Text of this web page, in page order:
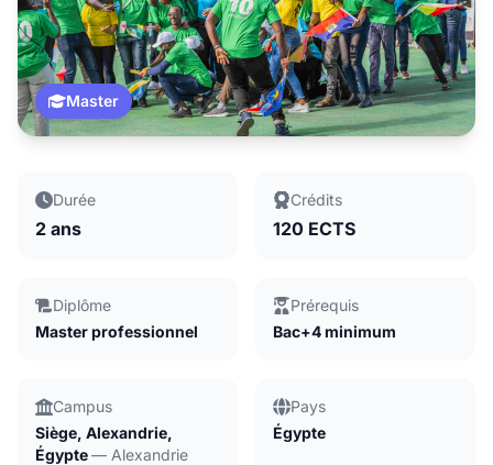
Master
Durée
2 ans
Crédits
120 ECTS
Diplôme
Master professionnel
Prérequis
Bac+4 minimum
Campus
Siège, Alexandrie,
Égypte— Alexandrie
Pays
Égypte